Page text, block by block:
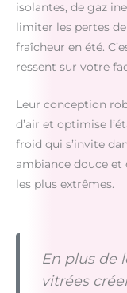
isolantes, de gaz
limiter les pertes
fraîcheur en été.
ressent sur votre
Leur conception
d’air et optimise
froid qui s’invite
ambiance douce et
les plus extrêmes.
En plus de
vitrées